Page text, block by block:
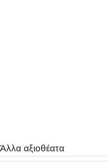
Άλλα αξιοθέατα